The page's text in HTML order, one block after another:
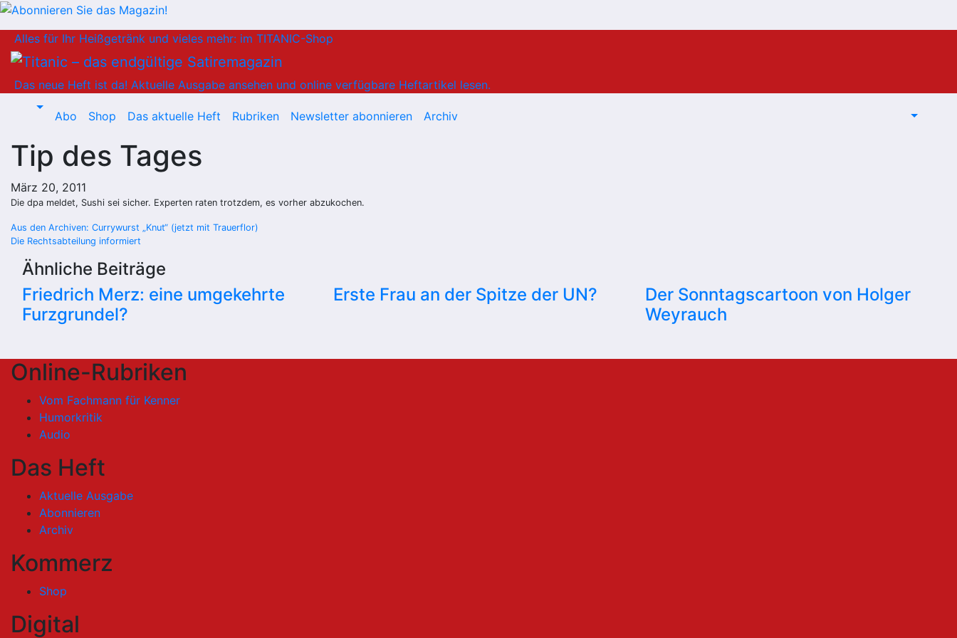
Inhalt
springen
Alles für Ihr Heißgetränk und vieles mehr: im TITANIC-Shop
Das neue Heft ist da! Aktuelle Ausgabe ansehen und online verfügbare Heftartikel lesen.
Abo Shop Das aktuelle Heft Rubriken Newsletter abonnieren Archiv
Tip des Tages
März 20, 2011
Die dpa meldet, Sushi sei sicher. Experten raten trotzdem, es vorher abzukochen.
Beitragsnavigation
Aus den Archiven: Currywurst „Knut“ (jetzt mit Trauerflor)
Die Rechtsabteilung informiert
Ähnliche Beiträge
Friedrich Merz: eine umgekehrte
Furzgrundel?
Erste Frau an der Spitze der UN?
Der Sonntagscartoon von Holger
Weyrauch
Online-Rubriken
Vom Fachmann für Kenner
Humorkritik
Audio
Das Heft
Aktuelle Ausgabe
Abonnieren
Archiv
Kommerz
Shop
Digital